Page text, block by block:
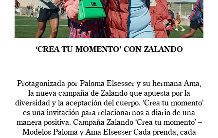
‘CREA TU MOMENTO’ CON ZALANDO
Protagonizada por Paloma Elsesser y su hermana Ama,
la nueva campaña de Zalando que apuesta por la
diversidad y la aceptación del cuerpo. ‘Crea tu momento’
es una invitación para relacionarnos a diario de una
manera positiva. Campaña Zalando ‘Crea tu momento’ –
Modelos Paloma y Ama Elsesser Cada prenda, cada